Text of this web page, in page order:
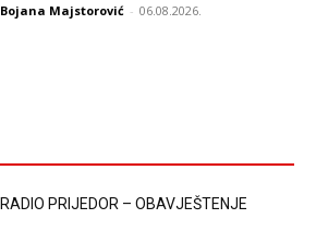
Bojana Majstorović - 06.08.2026.
RADIO PRIJEDOR – OBAVJEŠTENJE